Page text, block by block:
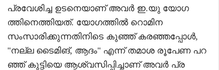
പ്രവേശിച്ച ഉടനെയാണ് അവർ ഇ.യു യോഗ
ത്തിനെത്തിയത്. യോഗത്തിൽ റൊമിന
സംസാരിക്കുന്നതിനിടെ കുഞ്ഞ് കരഞ്ഞപ്പോൾ,
"നല്ല ടൈമിങ്, ആദം" എന്ന് തമാശ രൂപേണ പറ
ഞ്ഞ് കുട്ടിയെ ആശ്വസിപ്പിച്ചാണ് അവർ പ്ര